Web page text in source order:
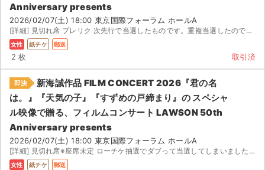
Anniversary presents
2026/02/07(土) 18:00 東京国際フォーラム ホールA
[詳細] 見切れ席 プレリク 次先行で当選したものです。重複当選したので出品します。
女性 紙チケ 郵送
2 枚 取引済
即決
新海誠作品 FILM CONCERT 2026『君の名
は。』『天気の子』『すずめの戸締まり』の スペシャ
ル映像で贈る、フィルムコンサート LAWSON 50th
Anniversary presents
2026/02/07(土) 18:00 東京国際フォーラム ホールA
[詳細] 見切れ席※座席未定 ローチケ抽選でダブって当選してしまいました。 / に発券以降、簡易書...
女性 紙チケ 郵送